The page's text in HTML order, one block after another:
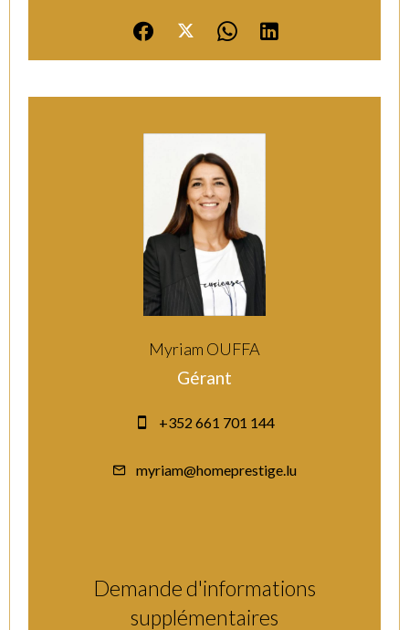
Myriam OUFFA
Gérant
+352 661 701 144
myriam@homeprestige.lu
Demande d'informations
supplémentaires